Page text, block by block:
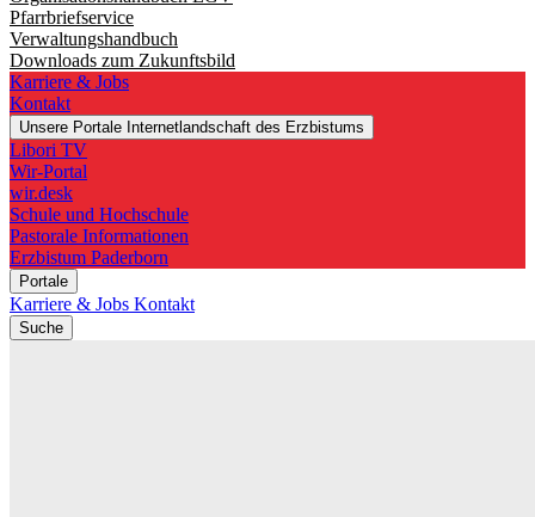
Pfarrbriefservice
Verwaltungshandbuch
Downloads zum Zukunftsbild
Karriere & Jobs
Kontakt
Unsere Portale Internetlandschaft des Erzbistums
Libori TV
Wir-Portal
wir.desk
Schule und Hochschule
Pastorale Informationen
Erzbistum Paderborn
Portale
Karriere & Jobs Kontakt
Suche